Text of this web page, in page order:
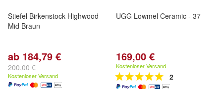
Stiefel Birkenstock Highwood
Mid Braun
ab 184,79 €
200,00 €
Kostenloser Versand
UGG Lowmel Ceramic - 37
169,00 €
Kostenloser Versand
2